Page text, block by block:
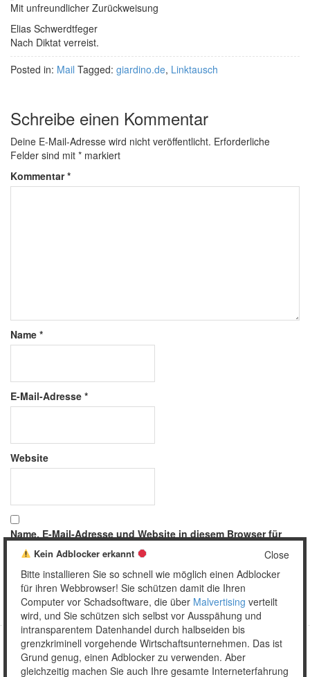
Mit unfreundlicher Zurückweisung
Elias Schwerdtfeger
Nach Diktat verreist.
Posted in: Mail Tagged: giardino.de, Linktausch
Schreibe einen Kommentar
Deine E-Mail-Adresse wird nicht veröffentlicht. Erforderliche
Felder sind mit * markiert
Kommentar*
Name *
E-Mail-Adresse *
Website
Name, E-Mail-Adresse und Website in diesem Browser für
meinen nächsten Kommentar speichern.
Copyright © 2026 Unser täglich Spam.
MobileWordPress Theme by themehall.com
Close
Kein Adblocker erkannt
Bitte installieren Sie so schnell wie möglich einen Adblocker
für ihren Webbrowser! Sie schützen damit die Ihren
Computer vor Schadsoftware, die über Malvertising verteilt
wird, und Sie schützen sich selbst vor Ausspähung und
intransparentem Datenhandel durch halbseiden bis
grenzkriminell vorgehende Wirtschaftsunternehmen. Das ist
Grund genug, einen Adblocker zu verwenden. Aber
gleichzeitig machen Sie auch Ihre gesamte Interneterfahrung